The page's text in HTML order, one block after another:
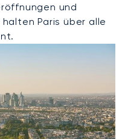
und
Paris über alle